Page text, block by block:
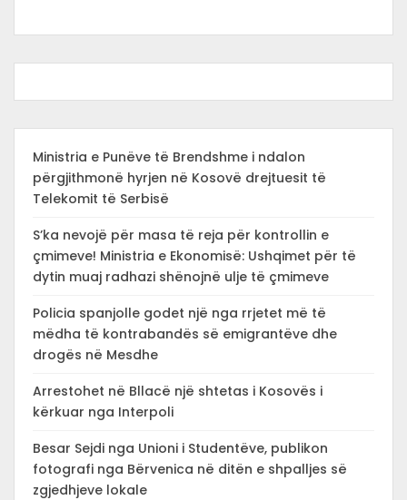
Ministria e Punëve të Brendshme i ndalon
përgjithmonë hyrjen në Kosovë drejtuesit të
Telekomit të Serbisë
S’ka nevojë për masa të reja për kontrollin e
çmimeve! Ministria e Ekonomisë: Ushqimet për të
dytin muaj radhazi shënojnë ulje të çmimeve
Policia spanjolle godet një nga rrjetet më të
mëdha të kontrabandës së emigrantëve dhe
drogës në Mesdhe
Arrestohet në Bllacë një shtetas i Kosovës i
kërkuar nga Interpoli
Besar Sejdi nga Unioni i Studentëve, publikon
fotografi nga Bërvenica në ditën e shpalljes së
zgjedhjeve lokale